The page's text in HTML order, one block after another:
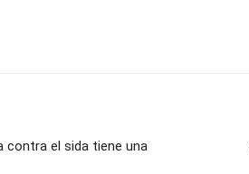
contra el sida tiene una